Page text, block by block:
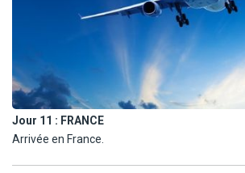
Jour 11 : FRANCE
Arrivée en France.